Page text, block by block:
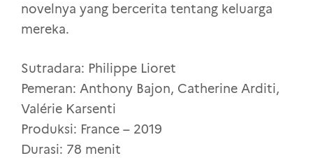
novelnya yang bercerita tentang keluarga
mereka.
Sutradara: Philippe Lioret
Pemeran: Anthony Bajon, Catherine Arditi,
Valérie Karsenti
Produksi: France – 2019
Durasi: 78 menit